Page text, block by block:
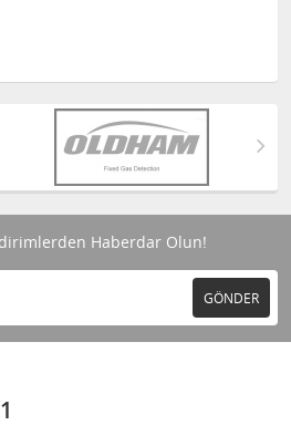
Haberdar Olun!
GÖNDER